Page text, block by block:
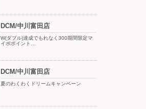
DCM/中川富田店
W(ダブル)達成でもれなく300期間限定マ
イボポイント…
DCM/中川富田店
夏のわくわくドリームキャンペーン